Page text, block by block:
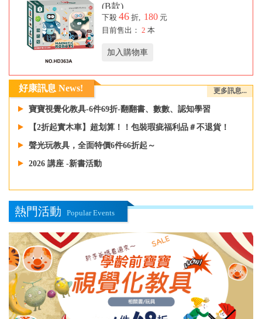
(B款)
下殺 46 折, 180 元
目前售出： 2 本
加入購物車
好康訊息 News! 更多訊息...
寶寶視覺化教具-6件69折-翻翻書、數數、認知學習
【2折起實木車】超划算！！包裝瑕疵福利品＃不退貨！
聲光玩教具，全面特價6件66折起～
2026 講座 -新書活動
熱門活動 Popular Events